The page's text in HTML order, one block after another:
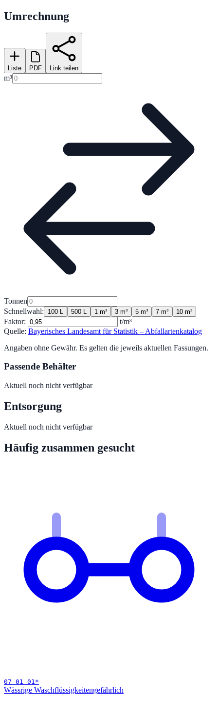
Umrechnung
Liste PDF Link teilen
m³
Tonnen
Schnellwahl:
100 L 500 L 1 m³ 3 m³ 5 m³ 7 m³ 10 m³
Faktor:
t/m³
Quelle: Bayerisches Landesamt für Statistik – Abfallartenkatalog
Angaben ohne Gewähr. Es gelten die jeweils aktuellen Fassungen.
Passende Behälter
Aktuell noch nicht verfügbar
Entsorgung
Aktuell noch nicht verfügbar
Häufig zusammen gesucht
07 01 01 *
Wässrige Waschflüssigkeitengefährlich